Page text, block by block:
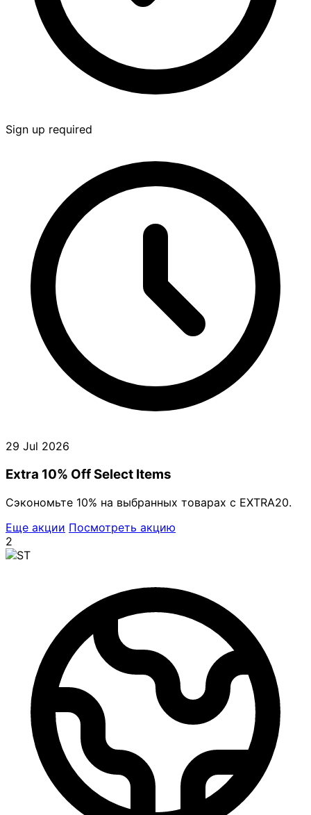
Sign up required
29 Jul 2026
Extra 10% Off Select Items
Сэкономьте 10% на выбранных товарах с EXTRA20.
Еще акции Посмотреть акцию
2